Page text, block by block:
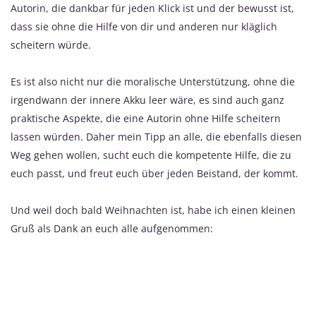
Autorin, die dankbar für jeden Klick ist und der bewusst ist,
dass sie ohne die Hilfe von dir und anderen nur kläglich
scheitern würde.
Es ist also nicht nur die moralische Unterstützung, ohne die
irgendwann der innere Akku leer wäre, es sind auch ganz
praktische Aspekte, die eine Autorin ohne Hilfe scheitern
lassen würden. Daher mein Tipp an alle, die ebenfalls diesen
Weg gehen wollen, sucht euch die kompetente Hilfe, die zu
euch passt, und freut euch über jeden Beistand, der kommt.
Und weil doch bald Weihnachten ist, habe ich einen kleinen
Gruß als Dank an euch alle aufgenommen: